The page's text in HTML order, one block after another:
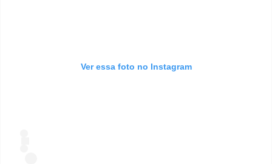
Ver essa foto no Instagram